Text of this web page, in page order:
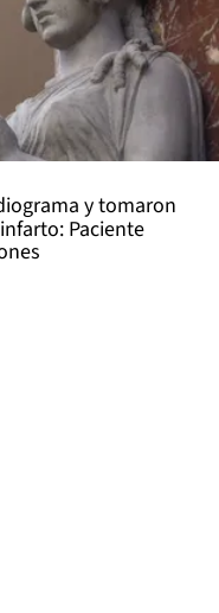
y tomaron
Paciente